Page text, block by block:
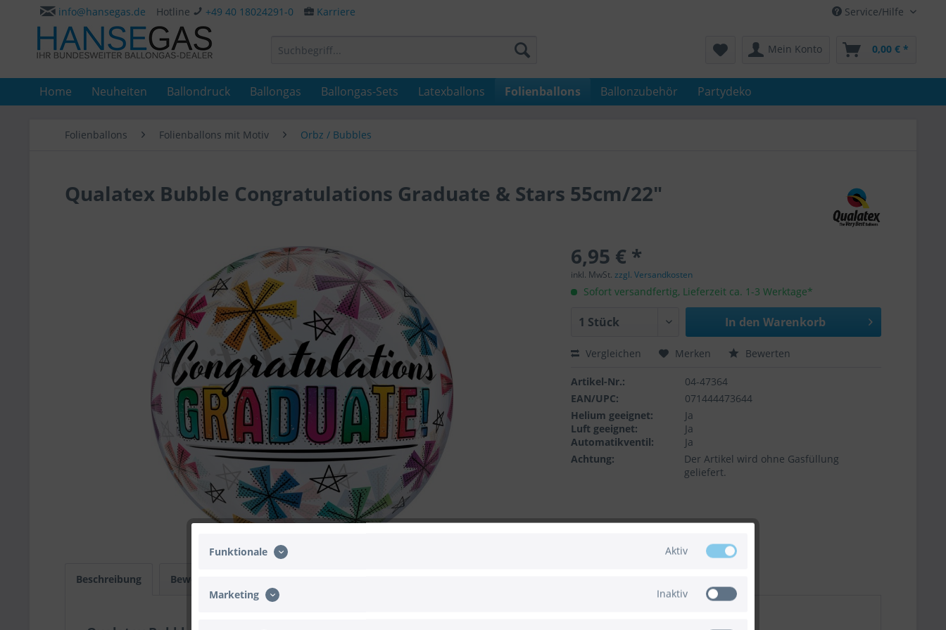
Service/Hilfe
info@hansegas.de Hotline +49 40 18024291-0 Karriere
Mein Konto 0,00 € *
Home Neuheiten Ballondruck Ballongas Ballongas-Sets Latexballons Folienballons Ballonzubehör Partydeko
Folienballons Folienballons mit Motiv Orbz / Bubbles
Qualatex Bubble Congratulations Graduate & Stars 55cm/22"
6,95 € *
inkl. MwSt.zzgl. Versandkosten
Sofort versandfertig, Lieferzeit ca. 1-3 Werktage*
In den Warenkorb
Vergleichen Merken Bewerten
Artikel-Nr.:
04-47364
EAN/UPC:
071444473644
Helium geeignet:
Ja
Luft geeignet:
Ja
Automatikventil:
Ja
Achtung:
Der Artikel wird ohne Gasfüllung
geliefert.
Beschreibung Bewertungen
Funktionale Aktiv
Marketing Inaktiv